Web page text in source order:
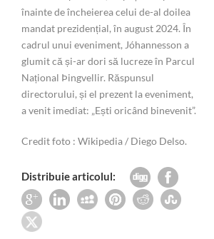
înainte de încheierea celui de-al doilea
mandat prezidențial, în august 2024. În
cadrul unui eveniment, Jóhannesson a
glumit că și-ar dori să lucreze în Parcul
Național Þingvellir. Răspunsul
directorului, și el prezent la eveniment,
a venit imediat: „Ești oricând binevenit”.
Credit foto : Wikipedia / Diego Delso.
Distribuie articolul: